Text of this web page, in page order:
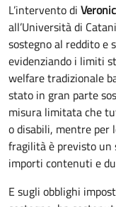
L’intervento di
all’Università di
sostegno al reddito e
evidenziando i limiti
welfare tradizionale
stato in gran parte
misura limitata che
o disabili, mentre per
fragilità è previsto un
importi contenuti e
E sugli obblighi